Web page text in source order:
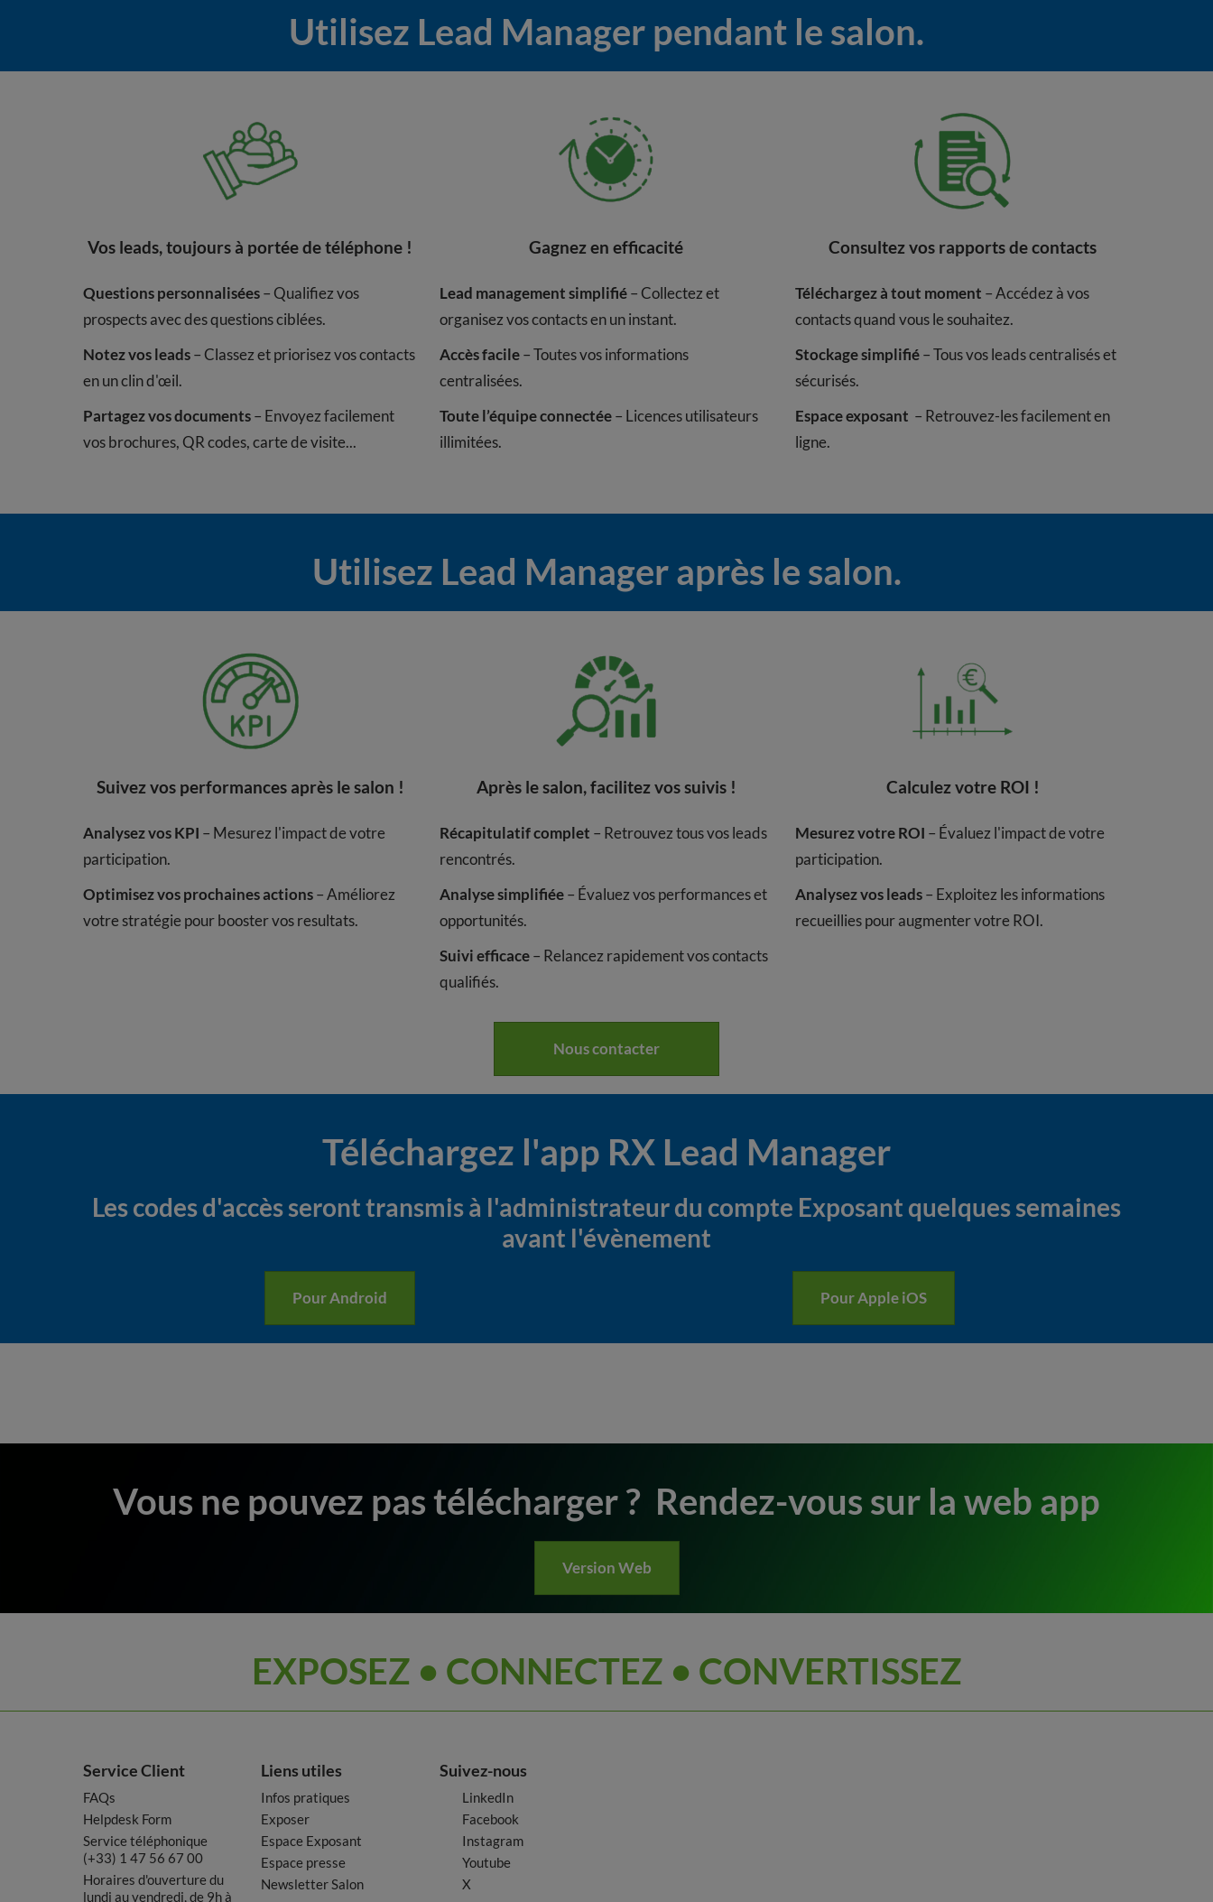
Utilisez Lead Manager pendant le salon.
Vos leads, toujours à portée de téléphone !
Questions personnalisées– Qualifiez vos
prospects avec des questions ciblées.
Notez vos leads– Classez et priorisez vos contacts
en un clin d'œil.
Partagez vos documents– Envoyez facilement
vos brochures, QR codes, carte de visite...
Gagnez en efficacité
Lead management simplifié– Collectez et
organisez vos contacts en un instant.
Accès facile– Toutes vos informations
centralisées.
Toute l’équipe connectée– Licences utilisateurs
illimitées.
Consultez vos rapports de contacts
Téléchargez à tout moment – Accédez à vos
contacts quand vous le souhaitez.
Stockage simplifié– Tous vos leads centralisés et
sécurisés.
Espace exposant – Retrouvez-les facilement en
ligne.
Utilisez Lead Manager après le salon.
Suivez vos performances après le salon !
Analysez vos KPI – Mesurez l'impact de votre
participation.
Optimisez vos prochaines actions– Améliorez
votre stratégie pour booster vos resultats.
Après le salon, facilitez vos suivis !
Récapitulatif complet – Retrouvez tous vos leads
rencontrés.
Analyse simplifiée– Évaluez vos performances et
opportunités.
Suivi efficace– Relancez rapidement vos contacts
qualifiés.
Calculez votre ROI !
Mesurez votre ROI – Évaluez l'impact de votre
participation.
Analysez vos leads– Exploitez les informations
recueillies pour augmenter votre ROI.
Nous contacter
Téléchargez l'app RX Lead Manager
Les codes d'accès seront transmis à l'administrateur du compte Exposant quelques semaines
avant l'évènement
Pour Android Pour Apple iOS
Vous ne pouvez pas télécharger ? Rendez-vous sur la web app
Version Web
EXPOSEZ • CONNECTEZ • CONVERTISSEZ
Service Client
FAQs
Helpdesk Form
Service téléphonique
(+33) 1 47 56 67 00
Horaires d'ouverture du
lundi au vendredi, de 9h à
Liens utiles
Infos pratiques
Exposer
Espace Exposant
Espace presse
Newsletter Salon
Suivez-nous
LinkedIn
Facebook
Instagram
Youtube
X